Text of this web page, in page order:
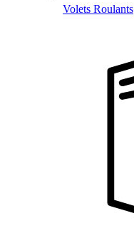
Volets Roulants